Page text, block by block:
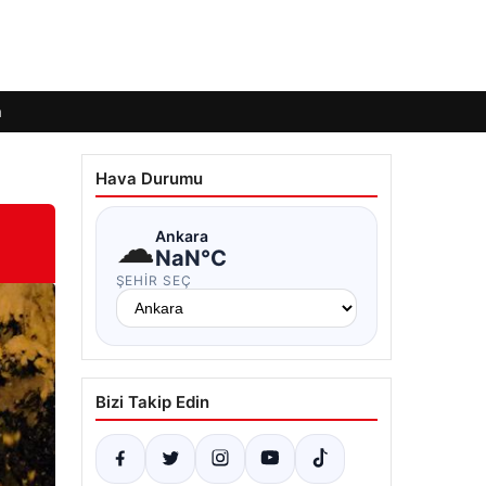
Hava Durumu
☁Ankara
NaN°C
ŞEHIR SEÇ
Bizi Takip Edin